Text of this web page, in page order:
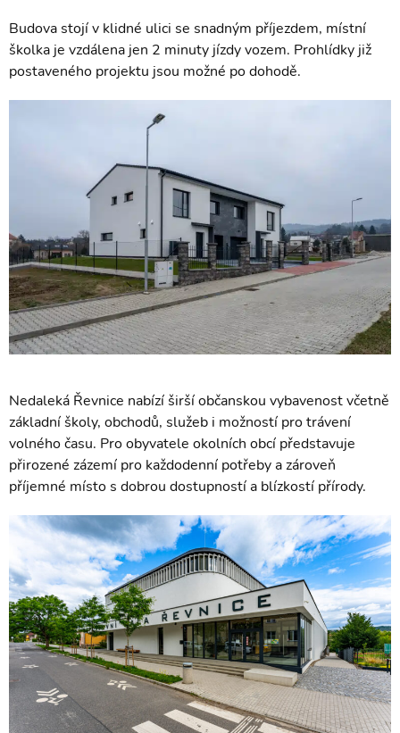
Budova stojí v klidné ulici se snadným příjezdem, místní
školka je vzdálena jen 2 minuty jízdy vozem. Prohlídky již
postaveného projektu jsou možné po dohodě.
Nedaleká Řevnice nabízí širší občanskou vybavenost včetně
základní školy, obchodů, služeb i možností pro trávení
volného času. Pro obyvatele okolních obcí představuje
přirozené zázemí pro každodenní potřeby a zároveň
příjemné místo s dobrou dostupností a blízkostí přírody.